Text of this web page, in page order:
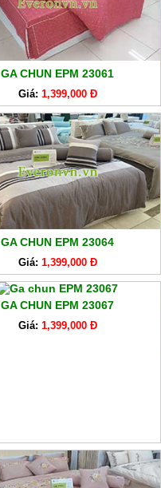
GA CHUN EPM 23061
Giá: 1,399,000 Đ
GA CHUN EPM 23064
Giá: 1,399,000 Đ
GA CHUN EPM 23067
Giá: 1,399,000 Đ